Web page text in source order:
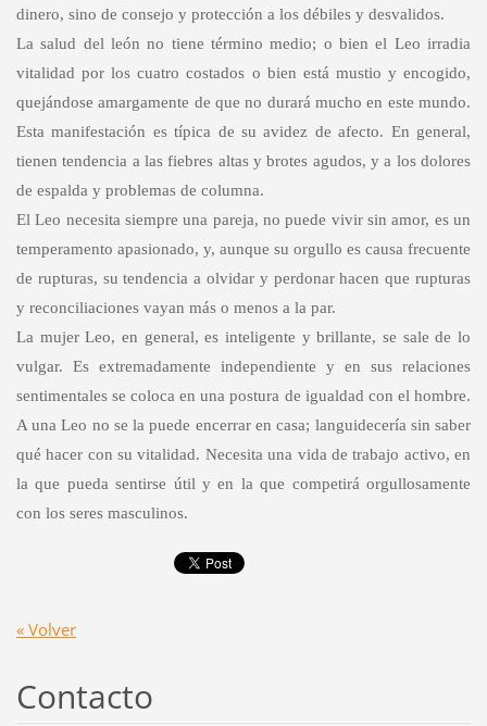
dinero, sino de consejo y protección a los débiles y desvalidos.
La salud del león no tiene término medio; o bien el Leo irradia
vitalidad por los cuatro costados o bien está mustio y encogido,
quejándose amargamente de que no durará mucho en este mundo.
Esta manifestación es típica de su avidez de afecto. En general,
tienen tendencia a las fiebres altas y brotes agudos, y a los dolores
de espalda y problemas de columna.
El Leo necesita siempre una pareja, no puede vivir sin amor, es un
temperamento apasionado, y, aunque su orgullo es causa frecuente
de rupturas, su tendencia a olvidar y perdonar hacen que rupturas
y reconciliaciones vayan más o menos a la par.
La mujer Leo, en general, es inteligente y brillante, se sale de lo
vulgar. Es extremadamente independiente y en sus relaciones
sentimentales se coloca en una postura de igualdad con el hombre.
A una Leo no se la puede encerrar en casa; languidecería sin saber
qué hacer con su vitalidad. Necesita una vida de trabajo activo, en
la que pueda sentirse útil y en la que competirá orgullosamente
con los seres masculinos.
« Volver
Contacto